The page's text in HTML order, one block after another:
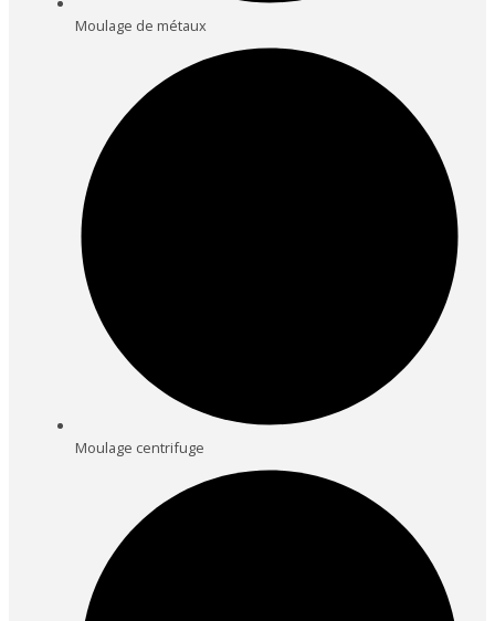
Moulage de métaux
Moulage centrifuge